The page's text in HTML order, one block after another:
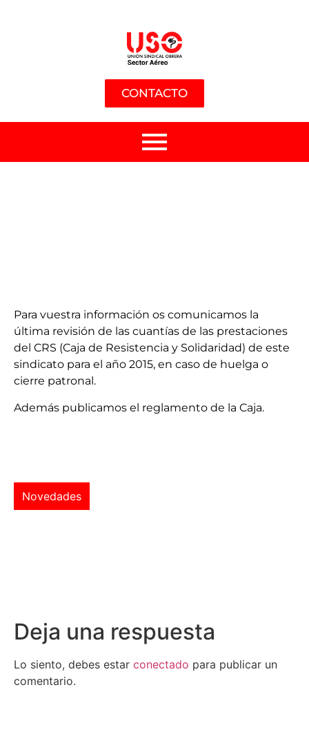
CONTACTO
Para vuestra información os comunicamos la
última revisión de las cuantías de las prestaciones
del CRS (Caja de Resistencia y Solidaridad) de este
sindicato para el año 2015, en caso de huelga o
cierre patronal.
Además publicamos el reglamento de la Caja.
Novedades
Deja una respuesta
Lo siento, debes estar conectado para publicar un
comentario.